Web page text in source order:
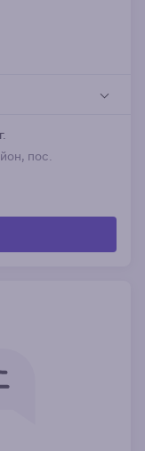
пос.